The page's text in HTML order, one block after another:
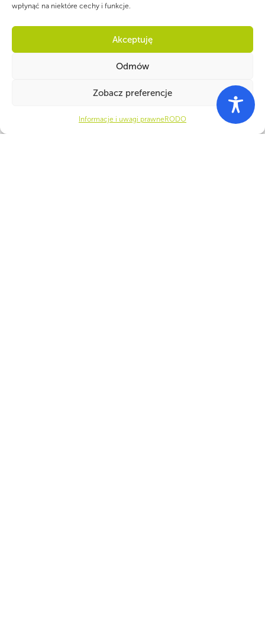
wpłynąć na niektóre cechy i funkcje.
Akceptuję
Odmów
Zobacz preferencje
Informacje i uwagi prawne RODO
Statut ZHP